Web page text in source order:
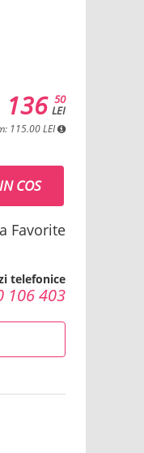
50
LEI
136
115.00 LEI
COS
Favorite
telefonice
106 403